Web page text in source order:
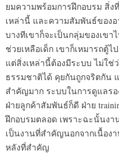
ยมความพร้อมการฝึกอบรม สิ่ง
เหล่านี้ และความสัมพันธ์ของ
บางทีเขาก็จะเป็นกลุ่มของเขา
ช่วยเหลือเด็ก เขาก็เหมารถตู้ไ
แต่สิ่งเหล่านี้ต้องมีระบบ ไม่ใ
ธรรมชาติได้ คุยกันถูกจริตกัน
สำคัญมาก ระบบในการดูแลรอ
ฝ่ายลูกค้าสัมพันธ์ก็ดี ฝ่าย
ฝึกอบรมตลอด เพราะฉะนั้นง
เป็นงานที่สำคัญนอกจากเนื้องา
หลังที่สำคัญ